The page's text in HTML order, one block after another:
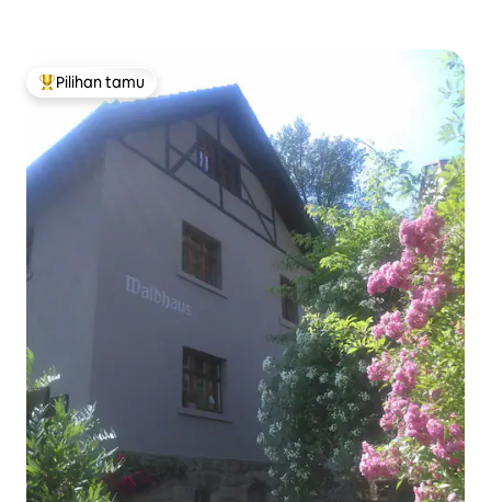
Pilihan tamu terpopuler
Pilihan tamu